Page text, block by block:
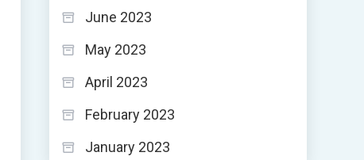
June 2023
May 2023
April 2023
February 2023
January 2023